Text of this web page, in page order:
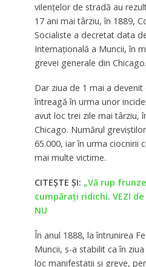
vilenţelor de stradă au
17 ani mai târziu, în 1889,
Socialiste a decretat data
Internaţională a Muncii, în
grevei generale din Chicago.
Dar ziua de 1 mai a
întreagă în urma unor
avut loc trei zile mai târziu,
Chicago. Numărul
65.000, iar în urma ciocnirii
mai multe victime.
CITEȘTE ȘI: „Vă rup
cumpărați ridichi. VEZI
NU
În anul 1888, la întrunirea
Muncii, s-a stabilit ca în
loc manifestaţii şi greve,